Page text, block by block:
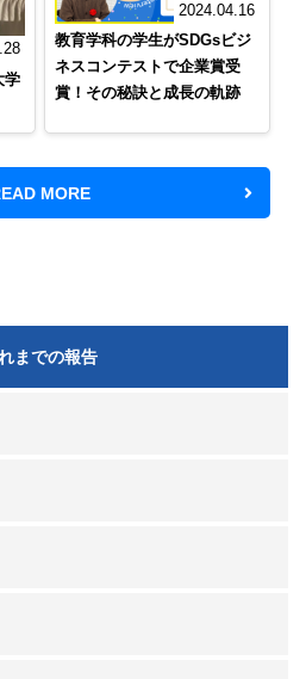
学
2024.04.16
教育学科の学生がSDGsビジ
ネスコンテストで企業賞受
賞！その秘訣と成長の軌跡
MORE
までの報告